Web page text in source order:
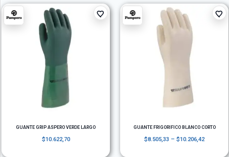
GUANTE GRIP ASPERO VERDE LARGO
$10.622,70
GUANTE FRIGORIFICO BLANCO CORTO
$8.505,33 – $10.206,42